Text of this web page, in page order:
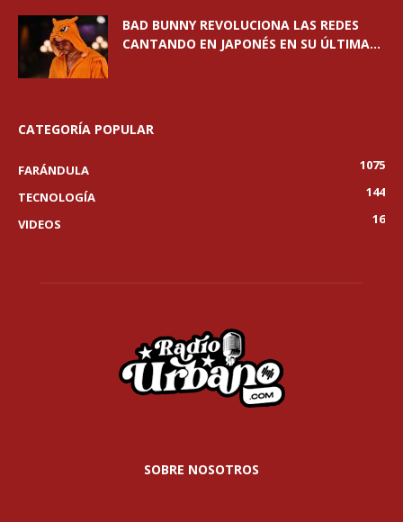
BAD BUNNY REVOLUCIONA LAS REDES
CANTANDO EN JAPONÉS EN SU ÚLTIMA...
CATEGORÍA POPULAR
FARÁNDULA
1075
TECNOLOGÍA
144
VIDEOS
16
SOBRE NOSOTROS